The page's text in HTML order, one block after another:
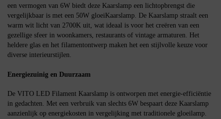
een vermogen van 6W biedt deze Kaarslamp een lichtopbrengst die
vergelijkbaar is met een 50W gloeiKaarslamp. De Kaarslamp straalt een
warm wit licht van 2700K uit, wat ideaal is voor het creëren van een
gezellige sfeer in woonkamers, restaurants of vintage armaturen. Het
heldere glas en het filamentontwerp maken het een stijlvolle keuze voor
diverse interieurstijlen.
Energiezuinig en Duurzaam
De VITO LED Filament Kaarslamp is ontworpen met energie-efficiëntie
in gedachten. Met een verbruik van slechts 6W bespaart deze Kaarslamp
aanzienlijk op energiekosten in vergelijking met traditionele gloeilamp.